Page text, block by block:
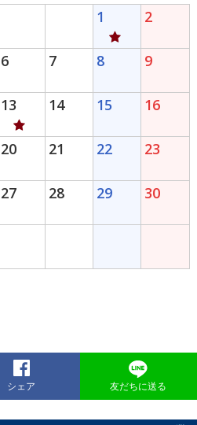
1 2
6 7 8 9
13 14 15 16
20 21 22 23
27 28 29 30
シェア 友だちに送る